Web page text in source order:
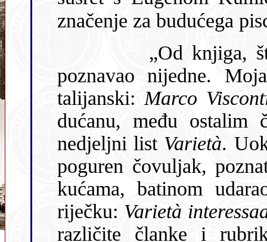
značenje za budućega
„Od knjiga, što ih je bio napisao do tada, nisam
poznavao nijedne. Moja dotadašnja
talijanski: Marco
dućanu, među ostalim
nedjeljni list Varietà.
poguren čovuljak,
kućama, batinom udarao po vratima i vikao rastežući po
riječku:
Varietà
različite članke i rubrike donosio i kratke